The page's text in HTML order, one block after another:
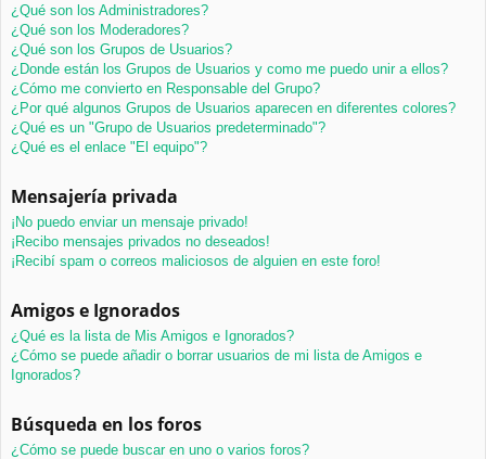
¿Qué son los Administradores?
¿Qué son los Moderadores?
¿Qué son los Grupos de Usuarios?
¿Donde están los Grupos de Usuarios y como me puedo unir a ellos?
¿Cómo me convierto en Responsable del Grupo?
¿Por qué algunos Grupos de Usuarios aparecen en diferentes colores?
¿Qué es un "Grupo de Usuarios predeterminado"?
¿Qué es el enlace "El equipo"?
Mensajería privada
¡No puedo enviar un mensaje privado!
¡Recibo mensajes privados no deseados!
¡Recibí spam o correos maliciosos de alguien en este foro!
Amigos e Ignorados
¿Qué es la lista de Mis Amigos e Ignorados?
¿Cómo se puede añadir o borrar usuarios de mi lista de Amigos e
Ignorados?
Búsqueda en los foros
¿Cómo se puede buscar en uno o varios foros?